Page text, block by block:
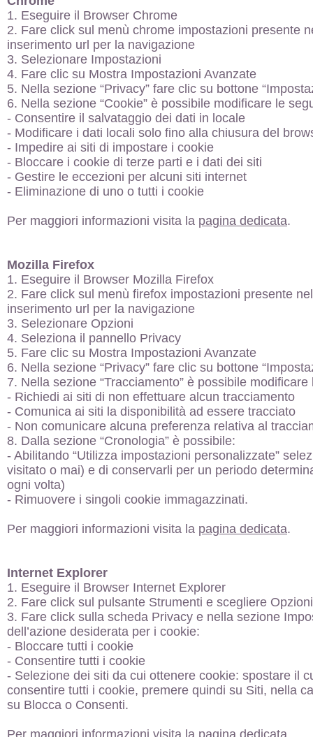
1. Eseguire il Browser Chrome
2. Fare click sul menù chrome impostazioni presente
inserimento url per la navigazione
3. Selezionare Impostazioni
4. Fare clic su Mostra Impostazioni Avanzate
5. Nella sezione “Privacy” fare clic su bottone
6. Nella sezione “Cookie” è possibile modificare le
- Consentire il salvataggio dei dati in locale
- Modificare i dati locali solo fino alla chiusura del
- Impedire ai siti di impostare i cookie
- Bloccare i cookie di terze parti e i dati dei siti
- Gestire le eccezioni per alcuni siti internet
- Eliminazione di uno o tutti i cookie
Per maggiori informazioni visita la pagina dedicata.
Mozilla Firefox
1. Eseguire il Browser Mozilla Firefox
2. Fare click sul menù firefox impostazioni presente
inserimento url per la navigazione
3. Selezionare Opzioni
4. Seleziona il pannello Privacy
5. Fare clic su Mostra Impostazioni Avanzate
6. Nella sezione “Privacy” fare clic su bottone
7. Nella sezione “Tracciamento” è possibile
- Richiedi ai siti di non effettuare alcun tracciamento
- Comunica ai siti la disponibilità ad essere tracciato
- Non comunicare alcuna preferenza relativa al
8. Dalla sezione “Cronologia” è possibile:
- Abilitando “Utilizza impostazioni personalizzate”
visitato o mai) e di conservarli per un periodo
ogni volta)
- Rimuovere i singoli cookie immagazzinati.
Per maggiori informazioni visita la pagina dedicata.
Internet Explorer
1. Eseguire il Browser Internet Explorer
2. Fare click sul pulsante Strumenti e scegliere
3. Fare click sulla scheda Privacy e nella sezione
dell’azione desiderata per i cookie:
- Bloccare tutti i cookie
- Consentire tutti i cookie
- Selezione dei siti da cui ottenere cookie: spostare il
consentire tutti i cookie, premere quindi su Siti, nella
su Blocca o Consenti.
Per maggiori informazioni visita la pagina dedicata